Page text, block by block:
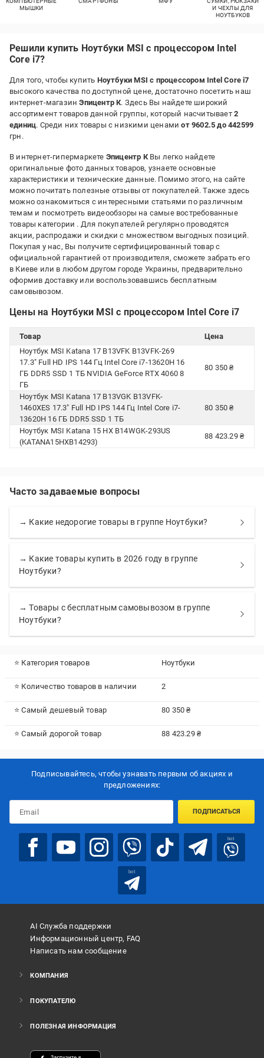
МЫШКИ
И ЧЕХЛЫ ДЛЯ
НОУТБУКОВ
Решили купить Ноутбуки MSI с процессором Intel
Core i7?
Для того, чтобы купить Ноутбуки MSI с процессором Intel Core i7
высокого качества по доступной цене, достаточно посетить наш
интернет-магазинЭпицентр К. Здесь Вы найдете широкий
ассортимент товаров данной группы, который насчитывает2
единиц. Среди них товары с низкими ценамиот 9602.5 до 442599
грн.
В интернет-гипермаркете Эпицентр КВы легко найдете
оригинальные фото данных товаров, узнаете основные
характеристики и технические данные. Помимо этого, на сайте
можно почитать полезные отзывы от покупателей. Также здесь
можно ознакомиться с интересными статьями по различным
темам и посмотреть видеообзоры на самые востребованные
товары категории . Для покупателей регулярно проводятся
акции, распродажи и скидки с множеством выгодных позиций.
Покупая у нас, Вы получите сертифицированный товар с
официальной гарантией от производителя, сможете забрать его
в Киеве или в любом другом городе Украины, предварительно
оформив доставку или воспользовавшись бесплатным
самовывозом.
Цены на Ноутбуки MSI с процессором Intel Core i7
Товар
Цена
Ноутбук MSI Katana 17 B13VFK B13VFK-269
17.3" Full HD IPS 144 Гц Intel Core i7-13620H 16
ГБ DDR5 SSD 1 ТБ NVIDIA GeForce RTX 4060 8
ГБ
80 350 ₴
Ноутбук MSI Katana 17 B13VGK B13VFK-
1460XES 17.3" Full HD IPS 144 Гц Intel Core i7-
13620H 16 ГБ DDR5 SSD 1 ТБ
80 350 ₴
Ноутбук MSI Katana 15 HX B14WGK-293US
(KATANA15HXB14293)
88 423.29 ₴
Часто задаваемые вопросы
→ Какие недорогие товары в группе Ноутбуки?
→ Какие товары купить в 2026 году в группе
Ноутбуки?
→ Товары с бесплатным самовывозом в группе
Ноутбуки?
⭐ Категория товаров Ноутбуки
⭐ Количество товаров в наличии 2
⭐ Самый дешевый товар 80 350 ₴
⭐ Самый дорогой товар 88 423.29 ₴
Подписывайтесь, чтобы узнавать первым об акцияx и
предложениях:
ПОДПИСАТЬСЯ
bot
bot
AI Служба поддержки
Информационный центр, FAQ
Написать нам сообщение
КОМПАНИЯ
ПОКУПАТЕЛЮ
ПОЛЕЗНАЯ ИНФОРМАЦИЯ